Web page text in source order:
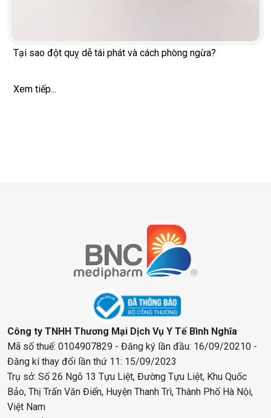
Tại sao đột quỵ dễ tái phát và cách phòng ngừa?
Xem tiếp...
Công ty TNHH Thương Mại Dịch Vụ Y Tế Bình Nghĩa
Mã số thuế: 0104907829 - Đăng ký lần đầu: 16/09/20210 -
Đăng kí thay đổi lần thứ 11: 15/09/2023
Trụ sở: Số 26 Ngõ 13 Tựu Liệt, Đường Tựu Liệt, Khu Quốc
Bảo, Thị Trấn Văn Điển, Huyện Thanh Trì, Thành Phố Hà Nội,
Việt Nam